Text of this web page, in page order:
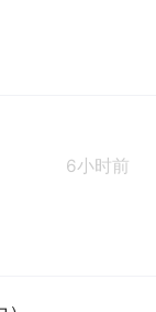
6小时前